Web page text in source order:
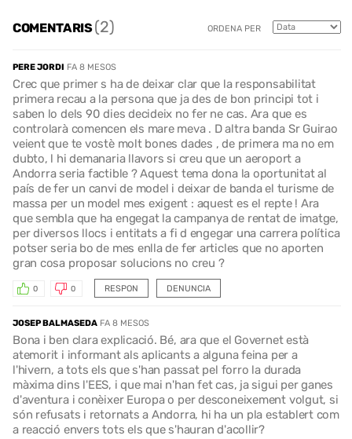
COMENTARIS(2) ORDENA PER
PERE JORDI FA 8 MESOS
Crec que primer s ha de deixar clar que la responsabilitat
primera recau a la persona que ja des de bon principi tot i
saben lo dels 90 dies decideix no fer ne cas. Ara que es
controlarà comencen els mare meva . D altra banda Sr Guirao
veient que te vostè molt bones dades , de primera ma no em
dubto, l hi demanaria llavors si creu que un aeroport a
Andorra seria factible ? Aquest tema dona la oportunitat al
país de fer un canvi de model i deixar de banda el turisme de
massa per un model mes exigent : aquest es el repte ! Ara
que sembla que ha engegat la campanya de rentat de imatge,
per diversos llocs i entitats a fi d engegar una carrera política
potser seria bo de mes enlla de fer articles que no aporten
gran cosa proposar solucions no creu ?
RESPON
0 0 DENUNCIA
JOSEP BALMASEDA FA 8 MESOS
Bona i ben clara explicació. Bé, ara que el Governet està
atemorit i informant als aplicants a alguna feina per a
l'hivern, a tots els que s'han passat pel forro la durada
màxima dins l'EES, i que mai n'han fet cas, ja sigui per ganes
d'aventura i conèixer Europa o per desconeixement volgut, si
són refusats i retornats a Andorra, hi ha un pla establert com
a reacció envers tots els que s'hauran d'acollir?